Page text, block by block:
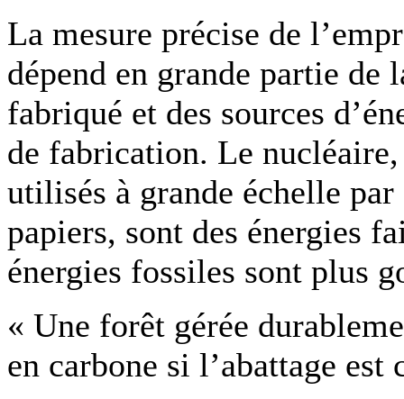
La mesure précise de
dépend en grande partie de
fabriqué et des sources
de fabrication. Le
utilisés à grande échelle
papiers, sont des énergies
énergies fossiles sont plus
« Une forêt gérée
en carbone si l’abattage